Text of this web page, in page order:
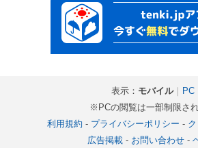
表示： モバイル｜ PC
※PCの閲覧は一部制限さ
利用規約 - プライバシーポリシー -
広告掲載- お問い合わせ-